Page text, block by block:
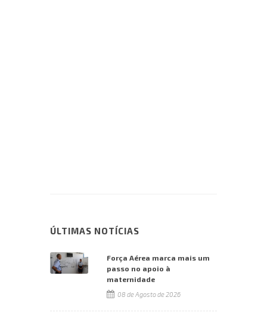
ÚLTIMAS NOTÍCIAS
Força Aérea marca mais um
passo no apoio à
maternidade
08 de Agosto de 2026